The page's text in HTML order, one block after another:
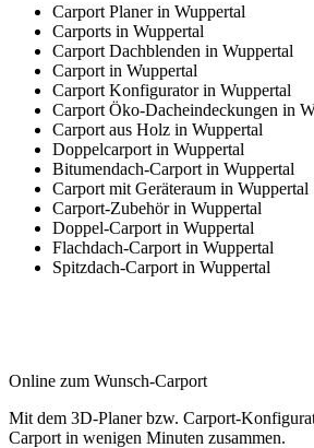
Carport Planer in Wuppertal
Carports in Wuppertal
Carport Dachblenden in Wuppertal
Carport in Wuppertal
Carport Konfigurator in Wuppertal
Carport Öko-Dacheindeckungen in
Carport aus Holz in Wuppertal
Doppelcarport in Wuppertal
Bitumendach-Carport in Wuppertal
Carport mit Geräteraum in Wuppertal
Carport-Zubehör in Wuppertal
Doppel-Carport in Wuppertal
Flachdach-Carport in Wuppertal
Spitzdach-Carport in Wuppertal
Online zum Wunsch-Carport
Mit dem 3D-Planerbzw. Carport-
Carport in wenigen Minuten zusammen.